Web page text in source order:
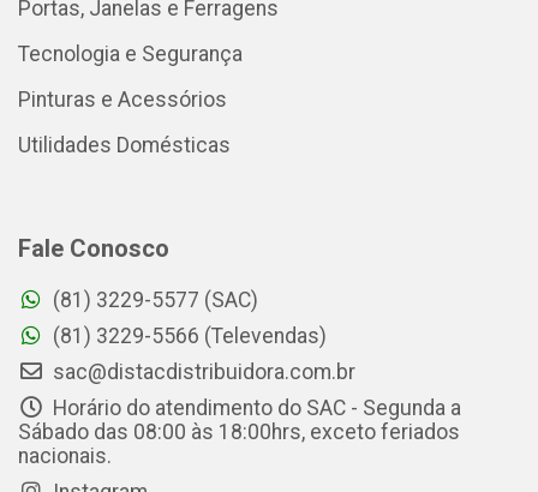
Portas, Janelas e Ferragens
Tecnologia e Segurança
Pinturas e Acessórios
Utilidades Domésticas
Fale Conosco
(81) 3229-5577 (SAC)
(81) 3229-5566 (Televendas)
sac@distacdistribuidora.com.br
Horário do atendimento do SAC - Segunda a
Sábado das 08:00 às 18:00hrs, exceto feriados
nacionais.